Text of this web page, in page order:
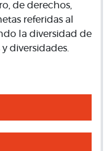
de derechos,
referidas al
la diversidad de
diversidades.